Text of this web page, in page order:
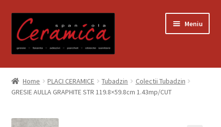
la
navigare
la
conținut
Meniu
Prima pagină
Blog
Contact
Home PLACI CERAMICE Tubadzin
Colectii Tubadzin
GRESIE AULLA GRAPHITE STR 119.8×59.8cm 1.43mp/CUT